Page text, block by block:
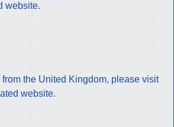
website.
from the United Kingdom, please visit
website.